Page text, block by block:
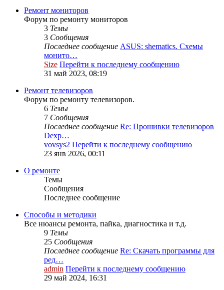
Ремонт мониторов
Форум по ремонту мониторов
3 Темы
3 Сообщения
Последнее сообщение ASUS: shematics. Схемы
монито…
Size Перейти к последнему сообщению
31 май 2023, 08:19
Ремонт телевизоров
Форум по ремонту телевизоров.
6 Темы
7 Сообщения
Последнее сообщение Re: Прошивки телевизоров
Dexp…
vovsys2 Перейти к последнему сообщению
23 янв 2026, 00:11
О ремонте
Темы
Сообщения
Последнее сообщение
Способы и методики
Все нюансы ремонта, пайка, диагностика и т.д.
9 Темы
25 Сообщения
Последнее сообщение Re: Скачать программы для
ред…
admin Перейти к последнему сообщению
29 май 2024, 16:31